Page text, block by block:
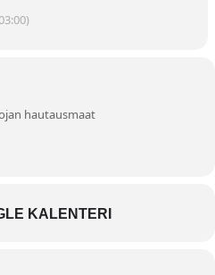
hautausmaat
KALENTERI